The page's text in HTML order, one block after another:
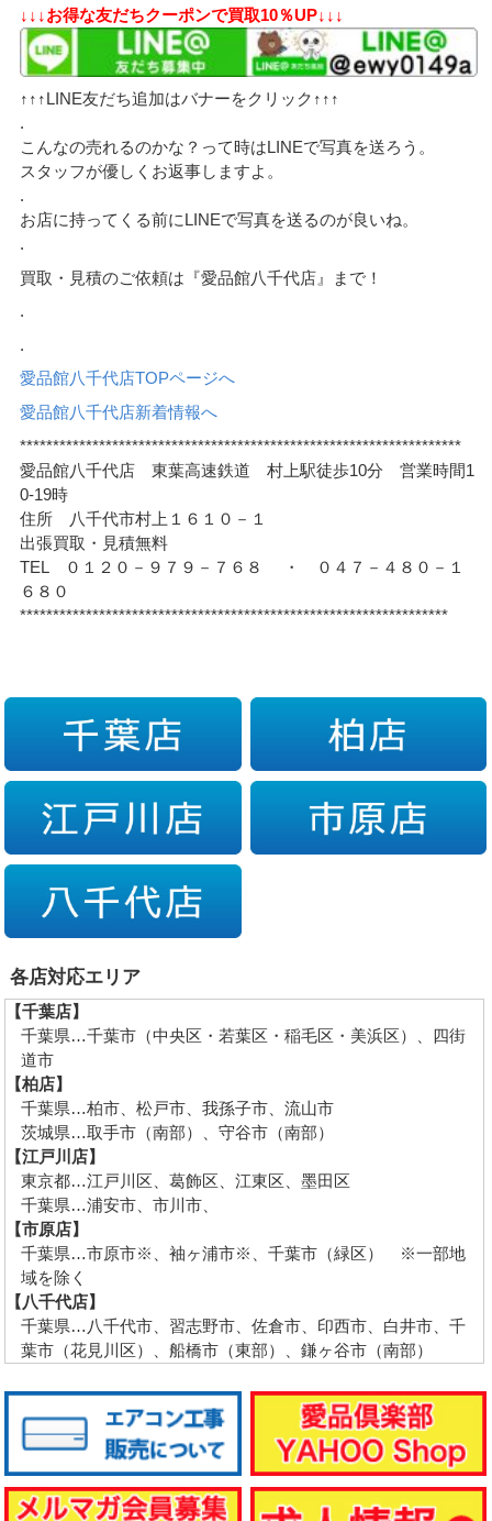
↓↓↓お得な友だちクーポンで買取10％UP↓↓↓
↑↑↑LINE友だち追加はバナーをクリック↑↑↑
.
こんなの売れるのかな？って時はLINEで写真を送ろう。
スタッフが優しくお返事しますよ。
.
お店に持ってくる前にLINEで写真を送るのが良いね。
.
買取・見積のご依頼は『愛品館八千代店』まで！
.
.
愛品館八千代店TOPページへ
愛品館八千代店新着情報へ
*******************************************************************
愛品館八千代店 東葉高速鉄道 村上駅徒歩10分 営業時間1
0-19時
住所 八千代市村上１６１０－１
出張買取・見積無料
TEL ０１２０－９７９－７６８ ・ ０４７－４８０－１
６８０
*****************************************************************
各店対応エリア
【千葉店】
千葉県…千葉市（中央区・若葉区・稲毛区・美浜区）、四街
道市
【柏店】
千葉県…柏市、松戸市、我孫子市、流山市
茨城県…取手市（南部）、守谷市（南部）
【江戸川店】
東京都…江戸川区、葛飾区、江東区、墨田区
千葉県…浦安市、市川市、
【市原店】
千葉県…市原市※、袖ヶ浦市※、千葉市（緑区） ※一部地
域を除く
【八千代店】
千葉県…八千代市、習志野市、佐倉市、印西市、白井市、千
葉市（花見川区）、船橋市（東部）、鎌ヶ谷市（南部）